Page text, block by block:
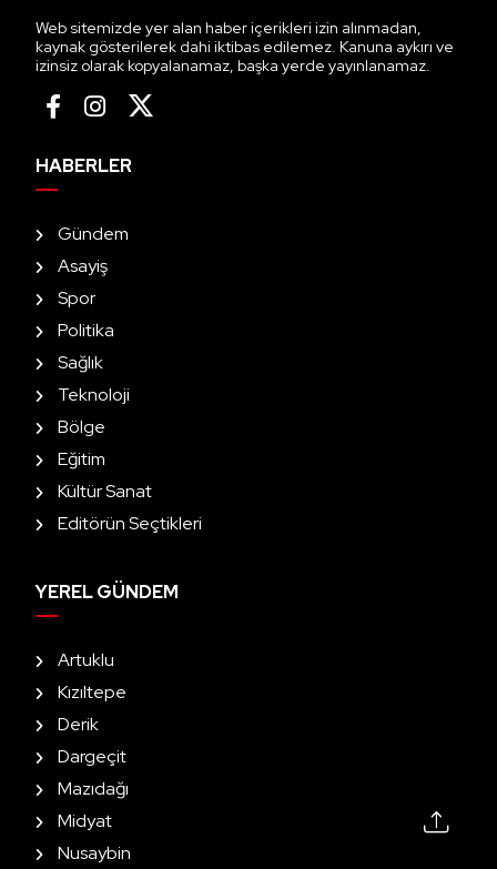
Web sitemizde yer alan haber içerikleri izin alınmadan,
kaynak gösterilerek dahi iktibas edilemez. Kanuna aykırı ve
izinsiz olarak kopyalanamaz, başka yerde yayınlanamaz.
HABERLER
Gündem
Asayiş
Spor
Politika
Sağlık
Teknoloji
Bölge
Eğitim
Kültür Sanat
Editörün Seçtikleri
YEREL GÜNDEM
Artuklu
Kızıltepe
Derik
Dargeçit
Mazıdağı
Midyat
Nusaybin